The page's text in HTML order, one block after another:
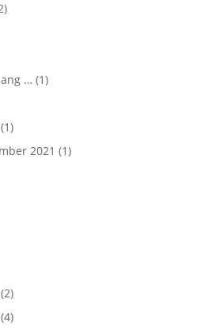
… (1)
2021 (1)